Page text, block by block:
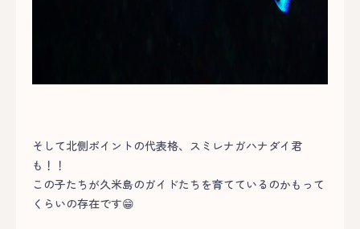
そして北側ポイントの代表格、スミレナガハナダイ君
も！！
この子たちが久米島のガイドたちを育てているのかもって
くらいの存在です😁